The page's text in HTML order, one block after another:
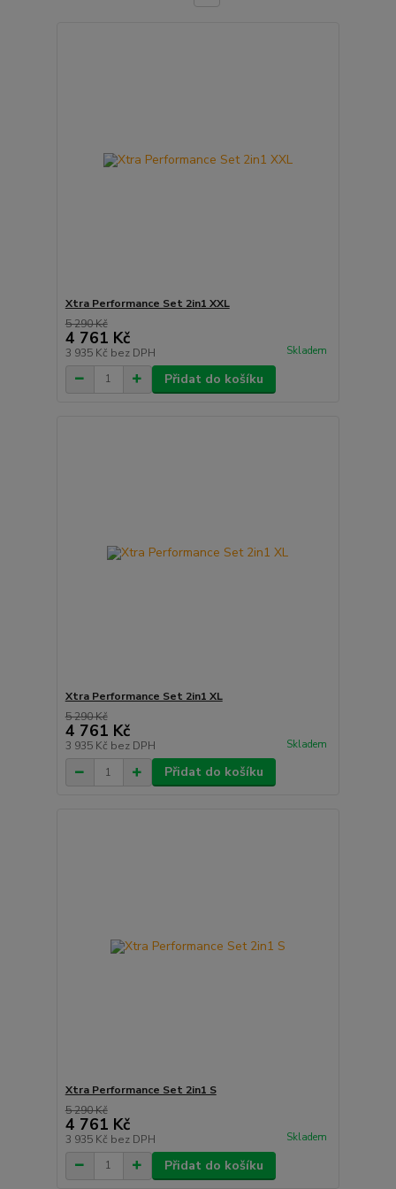
Xtra Performance Set 2in1 XXL
5 290 Kč
4 761 Kč
3 935 Kč bez DPH Skladem
Přidat do košíku
Xtra Performance Set 2in1 XL
5 290 Kč
4 761 Kč
3 935 Kč bez DPH Skladem
Přidat do košíku
Xtra Performance Set 2in1 S
5 290 Kč
4 761 Kč
3 935 Kč bez DPH Skladem
Přidat do košíku